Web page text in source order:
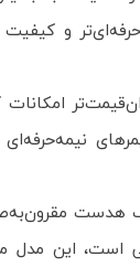
حرفه‌ای‌تر و
امکانات
است، این مدل